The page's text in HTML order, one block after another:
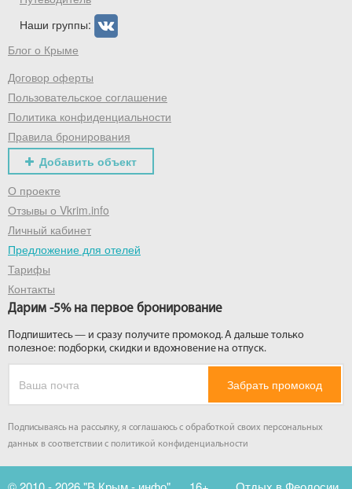
Наши группы:
Блог о Крыме
Договор оферты
Пользовательское соглашение
Политика конфиденциальности
Правила бронирования
Добавить объект
О проекте
Отзывы о Vkrim.info
Личный кабинет
Предложение для отелей
Тарифы
Контакты
Дарим -5% на первое бронирование
Подпишитесь — и сразу получите промокод. А дальше только
полезное: подборки, скидки и вдохновение на отпуск.
Забрать промокод
Подписываясь на рассылку, я соглашаюсь с обработкой своих персональных
данных в соответствии с политикой конфиденциальности